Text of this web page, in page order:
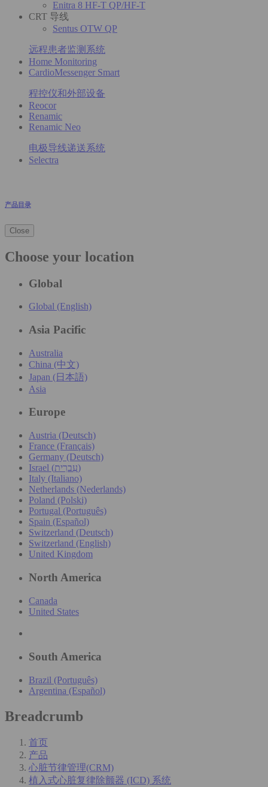
Enitra 8 HF-T QP/HF-T
CRT 导线
Sentus OTW QP
远程患者监测系统
Home Monitoring
CardioMessenger Smart
程控仪和外部设备
Reocor
Renamic
Renamic Neo
电极导线递送系统
Selectra
产品目录
Close
Choose your location
Global
Global (English)
Asia Pacific
Australia
China (中文)
Japan (日本語)
Asia
Europe
Austria (Deutsch)
France (Français)
Germany (Deutsch)
Israel (עִברִית)
Italy (Italiano)
Netherlands (Nederlands)
Poland (Polski)
Portugal (Português)
Spain (Español)
Switzerland (Deutsch)
Switzerland (English)
United Kingdom
North America
Canada
United States
South America
Brazil (Português)
Argentina (Español)
Breadcrumb
首页
产品
心脏节律管理(CRM)
植入式心脏复律除颤器 (ICD) 系统